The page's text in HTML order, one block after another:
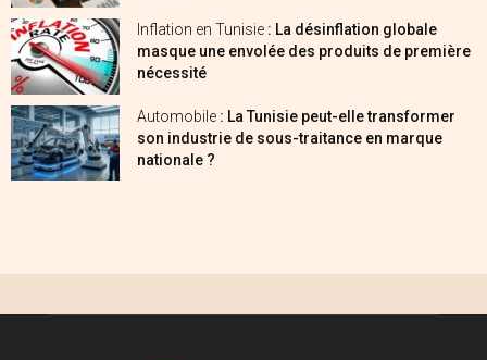
Inflation en Tunisie : La désinflation globale
masque une envolée des produits de première
nécessité
Automobile : La Tunisie peut-elle transformer
son industrie de sous-traitance en marque
nationale ?